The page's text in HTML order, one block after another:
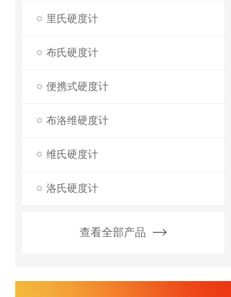
里氏硬度计
布氏硬度计
便携式硬度计
布洛维硬度计
维氏硬度计
洛氏硬度计
查看全部产品